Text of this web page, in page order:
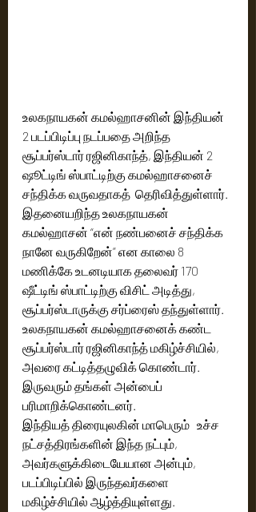
உலகநாயகன் கமல்ஹாசனின் இந்தியன்
2 படப்பிடிப்பு நடப்பதை அறிந்த
சூப்பர்ஸ்டார் ரஜினிகாந்த், இந்தியன் 2
ஷூட்டிங் ஸ்பாட்டிற்கு கமல்ஹாசனைச்
சந்திக்க வருவதாகத்  தெரிவித்துள்ளார்.
இதனையறிந்த உலகநாயகன்
கமல்ஹாசன் “என் நண்பனைச் சந்திக்க
நானே வருகிறேன்” என காலை 8
மணிக்கே உடனடியாக தலைவர் 170
ஷீட்டிங் ஸ்பாட்டிற்கு விசிட் அடித்து,
சூப்பர்ஸ்டாருக்கு சர்ப்ரைஸ் தந்துள்ளார்.
உலகநாயகன் கமல்ஹாசனைக் கண்ட
சூப்பர்ஸ்டார் ரஜினிகாந்த் மகிழ்ச்சியில்,
அவரை கட்டித்தழுவிக் கொண்டார்.
இருவரும் தங்கள் அன்பைப்
பரிமாறிக்கொண்டனர்.
இந்தியத் திரையுலகின் மாபெரும்   உச்ச
நட்சத்திரங்களின் இந்த நட்பும்,
அவர்களுக்கிடையேயான அன்பும்,
படப்பிடிப்பில் இருந்தவர்களை
மகிழ்ச்சியில் ஆழ்த்தியுள்ளது.